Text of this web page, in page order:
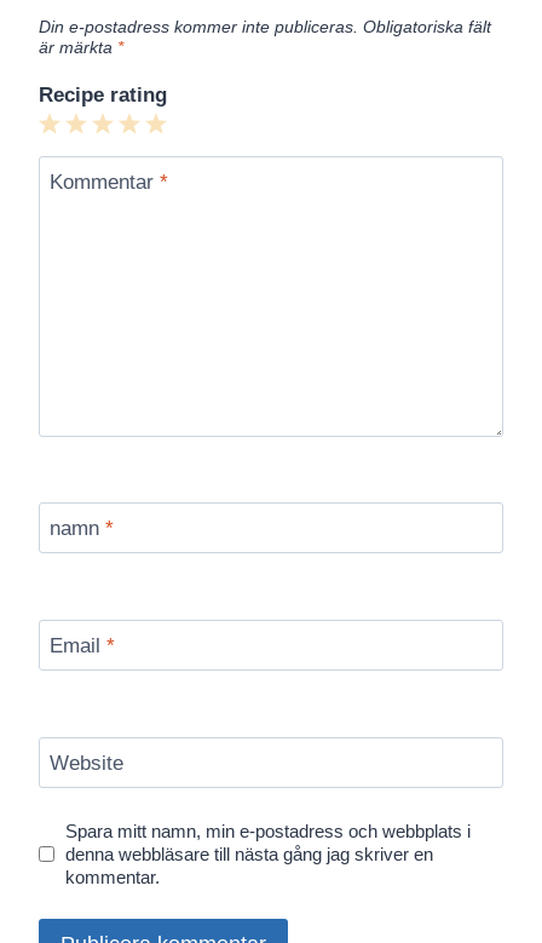
Din e-postadress kommer inte publiceras. Obligatoriska fält
är märkta *
Recipe rating
5
Stars
4
Stars
3
Stars
2
Stars
1
Star
Kommentar *
namn *
Email *
Website
Spara mitt namn, min e-postadress och webbplats i
denna webbläsare till nästa gång jag skriver en
kommentar.